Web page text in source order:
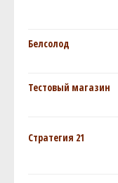
Белсолод
Тестовый магазин
Стратегия 21